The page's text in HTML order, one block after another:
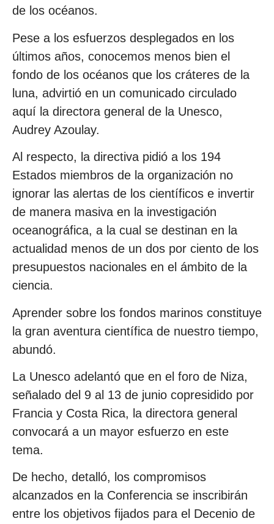
de los océanos.
Pese a los esfuerzos desplegados en los
últimos años, conocemos menos bien el
fondo de los océanos que los cráteres de la
luna, advirtió en un comunicado circulado
aquí la directora general de la Unesco,
Audrey Azoulay.
Al respecto, la directiva pidió a los 194
Estados miembros de la organización no
ignorar las alertas de los científicos e invertir
de manera masiva en la investigación
oceanográfica, a la cual se destinan en la
actualidad menos de un dos por ciento de los
presupuestos nacionales en el ámbito de la
ciencia.
Aprender sobre los fondos marinos constituye
la gran aventura científica de nuestro tiempo,
abundó.
La Unesco adelantó que en el foro de Niza,
señalado del 9 al 13 de junio copresidido por
Francia y Costa Rica, la directora general
convocará a un mayor esfuerzo en este
tema.
De hecho, detalló, los compromisos
alcanzados en la Conferencia se inscribirán
entre los objetivos fijados para el Decenio de